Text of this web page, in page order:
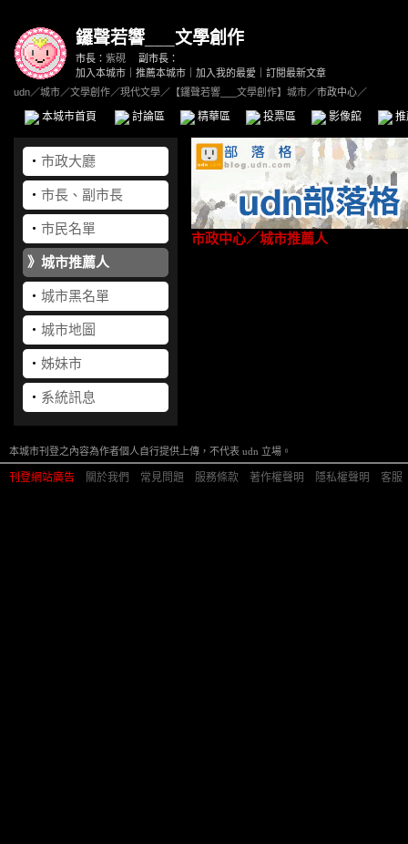
鑼聲若響___文學創作
市長： 紫硯
副市長：
加入本城市
推薦本城市 加入我的最愛
訂閱最新文章
udn／城市／文學創作／現代文學／ 【鑼聲若響___文學創作】城市／市政中心／
本城市首頁 討論區 精華區 投票區 影像館
‧ 市政大廳
‧ 市長、副市長
‧ 市民名單
》 城市推薦人
‧ 城市黑名單
‧ 城市地圖
‧ 姊妹市
‧ 系統訊息
市政中心／城市推薦人
本城市刊登之內容為作者個人自行提供上傳，不代表 udn 立場。
刊登網站廣告 關於我們 常見問題 服務條款 著作權聲明 隱私權聲明 客服